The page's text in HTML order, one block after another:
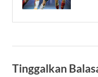
Tinggalkan